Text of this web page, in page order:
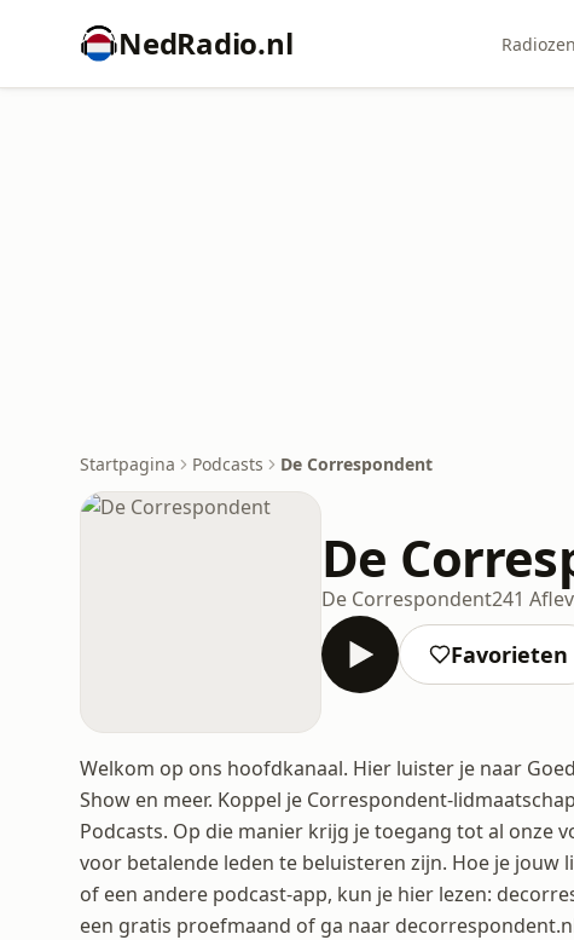
NedRadio.nl
Startpagina Podcasts De Correspondent
De
De Correspondent241
Favorieten
Welkom op ons hoofdkanaal. Hier luister je naar
Show en meer. Koppel je Correspondent-
Podcasts. Op die manier krijg je toegang tot al onze
voor betalende leden te beluisteren zijn. Hoe je jouw
of een andere podcast-app, kun je hier lezen:
een gratis proefmaand of ga naar